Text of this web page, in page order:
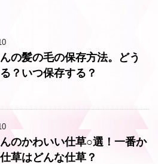
の髪の毛の保存方法。どう
？いつ保存する？
のかわいい仕草○選！一番か
草はどんな仕草？